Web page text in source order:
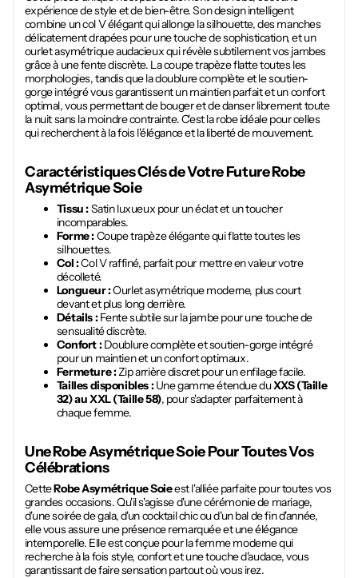
expérience de style et de bien-être. Son design intelligent
combine un col V élégant qui allonge la silhouette, des manches
délicatement drapées pour une touche de sophistication, et un
ourlet asymétrique audacieux qui révèle subtilement vos jambes
grâce à une fente discrète. La coupe trapèze flatte toutes les
morphologies, tandis que la doublure complète et le soutien-
gorge intégré vous garantissent un maintien parfait et un confort
optimal, vous permettant de bouger et de danser librement toute
la nuit sans la moindre contrainte. C'est la robe idéale pour celles
qui recherchent à la fois l'élégance et la liberté de mouvement.
Caractéristiques Clés de Votre FutureRobe
Asymétrique Soie
Tissu :Satin luxueux pour un éclat et un toucher
incomparables.
Forme :Coupe trapèze élégante qui flatte toutes les
silhouettes.
Col :Col V raffiné, parfait pour mettre en valeur votre
décolleté.
Longueur :Ourlet asymétrique moderne, plus court
devant et plus long derrière.
Détails :Fente subtile sur la jambe pour une touche de
sensualité discrète.
Confort :Doublure complète et soutien-gorge intégré
pour un maintien et un confort optimaux.
Fermeture :Zip arrière discret pour un enfilage facile.
Tailles disponibles :Une gamme étendue duXXS (Taille
32) au XXL (Taille 58), pour s'adapter parfaitement à
chaque femme.
UneRobe Asymétrique SoiePour Toutes Vos
Célébrations
CetteRobe Asymétrique Soieest l'alliée parfaite pour toutes vos
grandes occasions. Qu'il s'agisse d'une cérémonie de mariage,
d'une soirée de gala, d'un cocktail chic ou d'un bal de fin d'année,
elle vous assure une présence remarquée et une élégance
intemporelle. Elle est conçue pour la femme moderne qui
recherche à la fois style, confort et une touche d'audace, vous
garantissant de faire sensation partout où vous irez.